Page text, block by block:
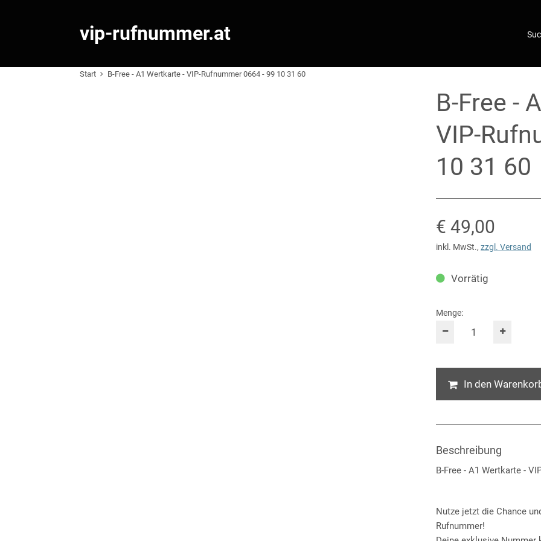
vip-rufnummer.at
Start B-Free - A1 Wertkarte - VIP-Rufnummer 0664 - 99 10 31 60
B-Free -
VIP-
10 31 60
€ 49,00
inkl. MwSt., zzgl. Versand
Vorrätig
Menge:
In den
Beschreibung
B-Free - A1 Wertkarte -
Nutze jetzt die Chance
Rufnummer!